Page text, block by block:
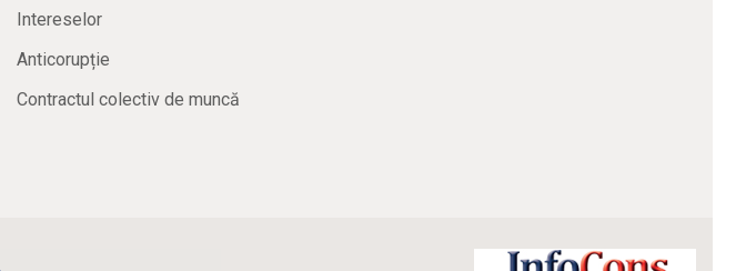
Intereselor
Anticorupție
Contractul colectiv de muncă